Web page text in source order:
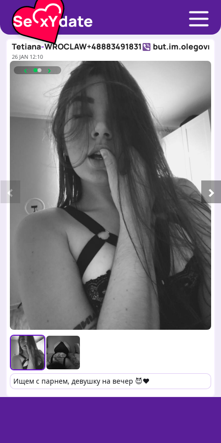
Tetiana-WROCLAW+48883491831
26 JAN 12:10
‹ ›
Ищем с парнем, девушку на вечер 😈❤️